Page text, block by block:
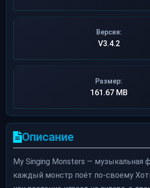
Версия:
V3.4.2
Размер:
161.67 MB
Описание
My Singing Monsters — музыкальная
каждый монстр поёт по-своему